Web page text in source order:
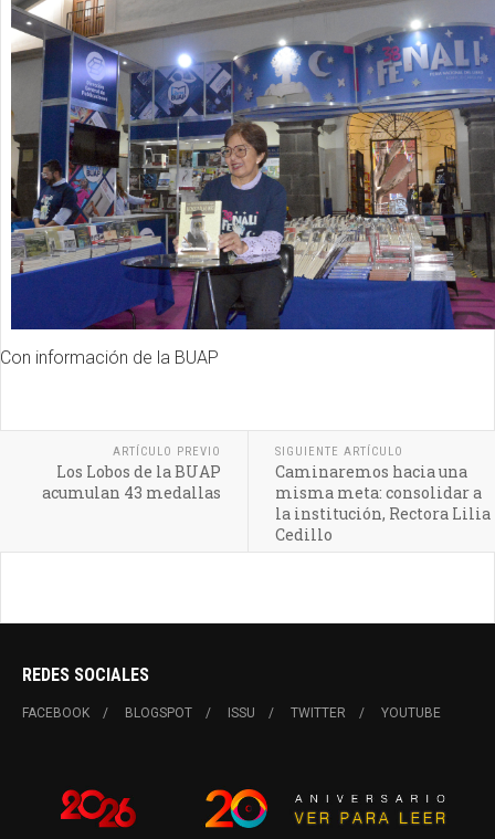
Con información de la BUAP
ARTÍCULO PREVIO
Los Lobos de la BUAP
acumulan 43 medallas
SIGUIENTE ARTÍCULO
Caminaremos hacia una
misma meta: consolidar a
la institución, Rectora Lilia
Cedillo
REDES SOCIALES
FACEBOOK BLOGSPOT ISSU TWITTER YOUTUBE